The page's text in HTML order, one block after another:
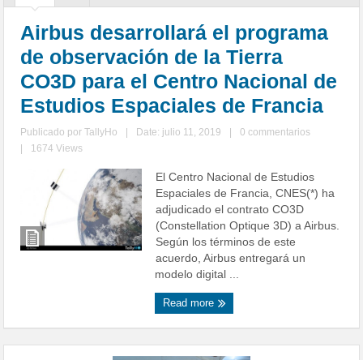
Airbus desarrollará el programa
de observación de la Tierra
CO3D para el Centro Nacional de
Estudios Espaciales de Francia
Publicado porTallyHo Date: julio 11, 2019
0 commentarios
1674 Views
El Centro Nacional de Estudios
Espaciales de Francia, CNES(*) ha
adjudicado el contrato CO3D
(Constellation Optique 3D) a Airbus.
Según los términos de este
acuerdo, Airbus entregará un
modelo digital ...
Read more